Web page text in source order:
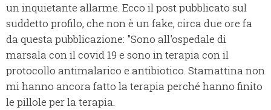
un inquietante allarme. Ecco il post pubblicato sul
suddetto profilo, che non è un fake, circa due ore fa
da questa pubblicazione: "Sono all'ospedale di
marsala con il covid 19 e sono in terapia con il
protocollo antimalarico e antibiotico. Stamattina non
mi hanno ancora fatto la terapia perché hanno finito
le pillole per la terapia.